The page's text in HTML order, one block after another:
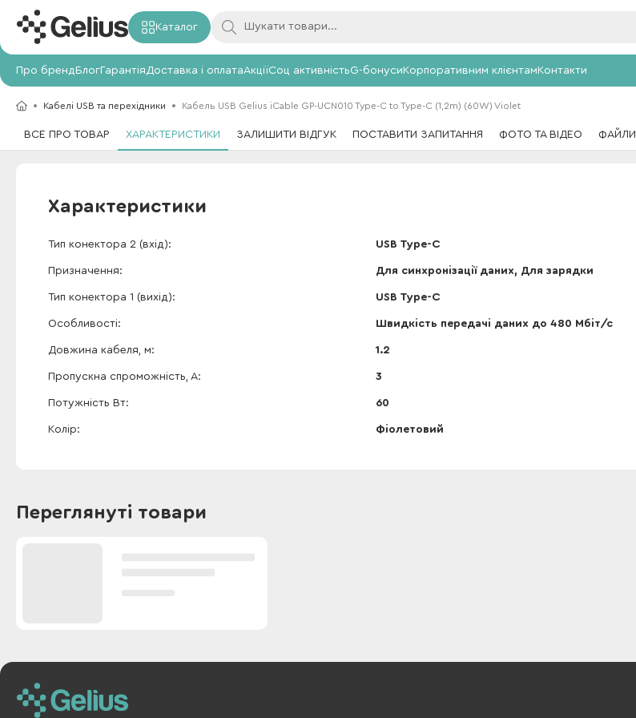
Каталог
Про брендБлогГарантія Доставка і оплатаАкціїСоц активністьG-бонусиКорпоративним клієнтамКонтакти
Кабелі USB та перехідники Кабель USB Gelius iCable GP-UCN010 Type-C to Type-C (1,2m) (60W) Violet
ВСЕ ПРО ТОВАР ХАРАКТЕРИСТИКИ ЗАЛИШИТИ ВІДГУК ПОСТАВИТИ ЗАПИТАННЯ ФОТО ТА ВІДЕО ФАЙЛИ
Характеристики
Тип конектора 2 (вхід) USB Type-C
Призначення Для синхронізації даних, Для зарядки
Тип конектора 1 (вихід) USB Type-C
Особливості Швидкість передачі даних до 480 Мбіт/с
Довжина кабеля, м 1.2
Пропускна спроможність, А 3
Потужність Вт 60
Колір Фіолетовий
Переглянуті товари